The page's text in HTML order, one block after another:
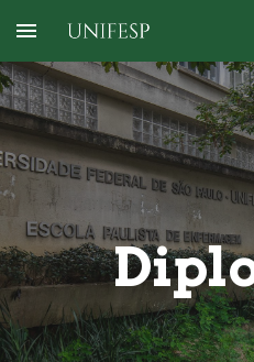
Skip to main content